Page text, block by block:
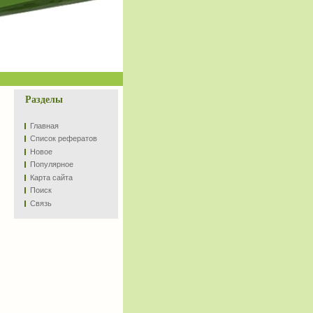
Разделы
Главная
Список рефератов
Новое
Популярное
Карта сайта
Поиск
Связь